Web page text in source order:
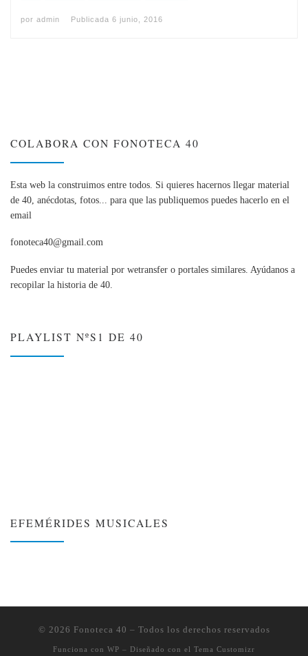
por admin Publicada 6 junio, 2016
COLABORA CON FONOTECA 40
Esta web la construimos entre todos. Si quieres hacernos llegar material
de 40, anécdotas, fotos... para que las publiquemos puedes hacerlo en el
email
fonoteca40@gmail.com
Puedes enviar tu material por wetransfer o portales similares. Ayúdanos a
recopilar la historia de 40.
PLAYLIST NºS1 DE 40
EFEMÉRIDES MUSICALES
© 2026 Fonoteca 40 – Todos los derechos reservados
Funciona con WP – Diseñado con el Tema Customizr